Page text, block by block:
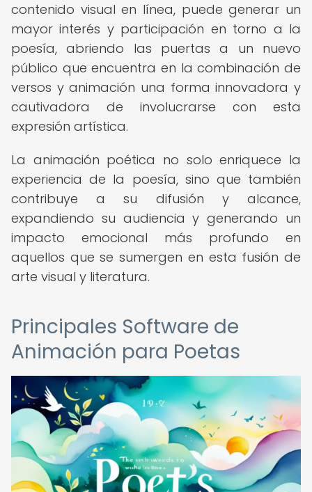
contenido visual en línea, puede generar un
mayor interés y participación en torno a la
poesía, abriendo las puertas a un nuevo
público que encuentra en la combinación de
versos y animación una forma innovadora y
cautivadora de involucrarse con esta
expresión artística.
La animación poética no solo enriquece la
experiencia de la poesía, sino que también
contribuye a su difusión y alcance,
expandiendo su audiencia y generando un
impacto emocional más profundo en
aquellos que se sumergen en esta fusión de
arte visual y literatura.
Principales Software de
Animación para Poetas